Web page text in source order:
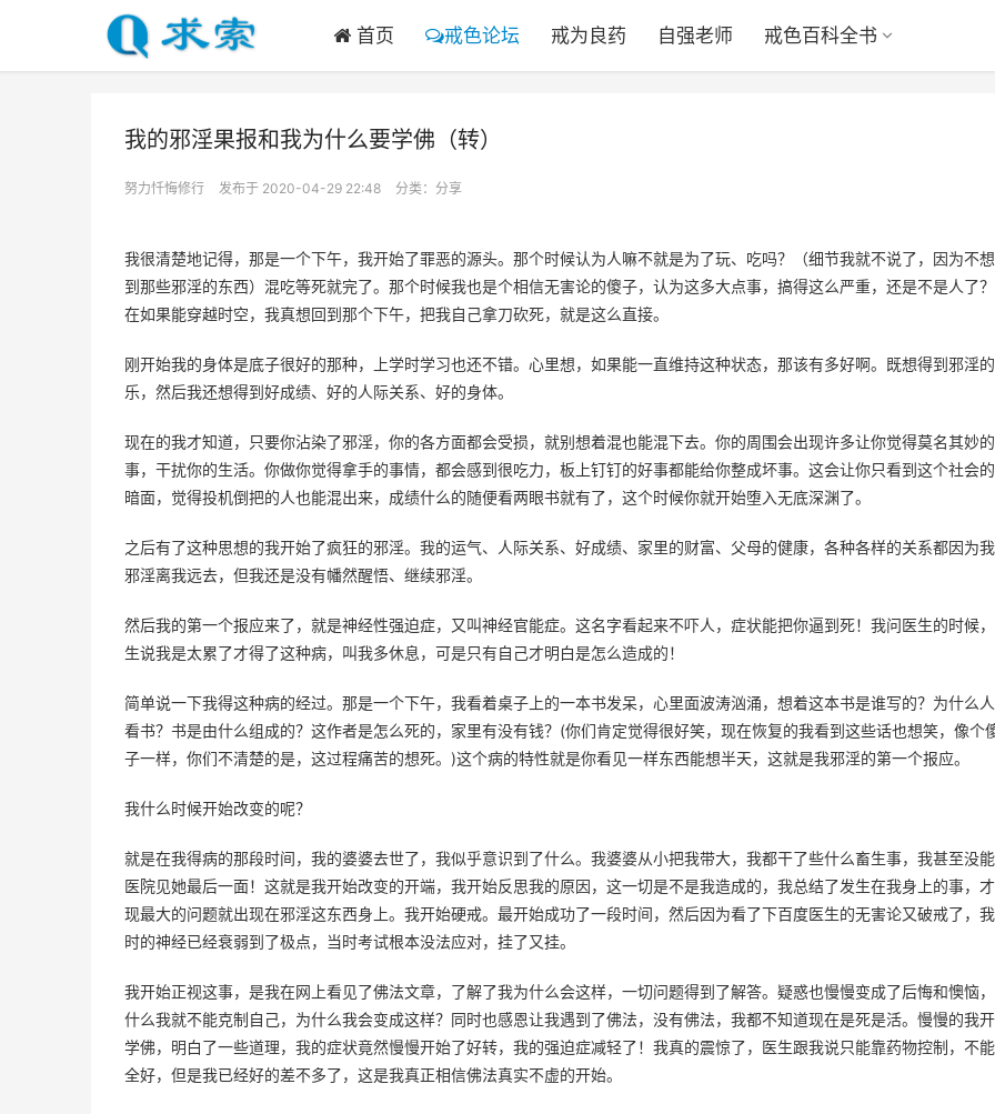
首页 戒色论坛 戒为良药 自强老师 戒色百科全书
我的邪淫果报和我为什么要学佛（转）
努力忏悔修行 发布于 2020-04-29 22:48 分类： 分享
我很清楚地记得，那是一个下午，我开始了罪恶的源头。那个时候认为人嘛不就是为了玩、吃吗？（细节我就不说了，因为不
到那些邪淫的东西）混吃等死就完了。那个时候我也是个相信无害论的傻子，认为这多大点事，搞得这么严重，还是不是人了
在如果能穿越时空，我真想回到那个下午，把我自己拿刀砍死，就是这么直接。
刚开始我的身体是底子很好的那种，上学时学习也还不错。心里想，如果能一直维持这种状态，那该有多好啊。既想得到邪淫
乐，然后我还想得到好成绩、好的人际关系、好的身体。
现在的我才知道，只要你沾染了邪淫，你的各方面都会受损，就别想着混也能混下去。你的周围会出现许多让你觉得莫名其妙的
事，干扰你的生活。你做你觉得拿手的事情，都会感到很吃力，板上钉钉的好事都能给你整成坏事。这会让你只看到这个社会
暗面，觉得投机倒把的人也能混出来，成绩什么的随便看两眼书就有了，这个时候你就开始堕入无底深渊了。
之后有了这种思想的我开始了疯狂的邪淫。我的运气、人际关系、好成绩、家里的财富、父母的健康，各种各样的关系都因为
邪淫离我远去，但我还是没有幡然醒悟、继续邪淫。
然后我的第一个报应来了，就是神经性强迫症，又叫神经官能症。这名字看起来不吓人，症状能把你逼到死！我问医生的时候
生说我是太累了才得了这种病，叫我多休息，可是只有自己才明白是怎么造成的！
简单说一下我得这种病的经过。那是一个下午，我看着桌子上的一本书发呆，心里面波涛汹涌，想着这本书是谁写的？为什么
看书？书是由什么组成的？这作者是怎么死的，家里有没有钱？(你们肯定觉得很好笑，现在恢复的我看到这些话也想笑，像个
子一样，你们不清楚的是，这过程痛苦的想死。)这个病的特性就是你看见一样东西能想半天，这就是我邪淫的第一个报应。
我什么时候开始改变的呢？
就是在我得病的那段时间，我的婆婆去世了，我似乎意识到了什么。我婆婆从小把我带大，我都干了些什么畜生事，我甚至没
医院见她最后一面！这就是我开始改变的开端，我开始反思我的原因，这一切是不是我造成的，我总结了发生在我身上的事，
现最大的问题就出现在邪淫这东西身上。我开始硬戒。最开始成功了一段时间，然后因为看了下百度医生的无害论又破戒了，
时的神经已经衰弱到了极点，当时考试根本没法应对，挂了又挂。
我开始正视这事，是我在网上看见了佛法文章，了解了我为什么会这样，一切问题得到了解答。疑惑也慢慢变成了后悔和懊恼
什么我就不能克制自己，为什么我会变成这样？同时也感恩让我遇到了佛法，没有佛法，我都不知道现在是死是活。慢慢的我
学佛，明白了一些道理，我的症状竟然慢慢开始了好转，我的强迫症减轻了！我真的震惊了，医生跟我说只能靠药物控制，不
全好，但是我已经好的差不多了，这是我真正相信佛法真实不虚的开始。